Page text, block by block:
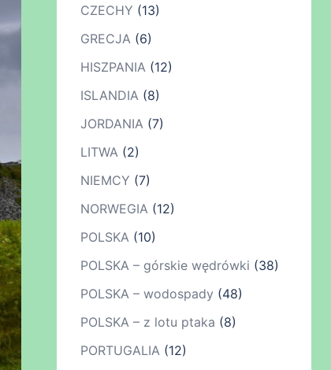
CZECHY (13)
GRECJA(6)
HISZPANIA(12)
ISLANDIA(8)
JORDANIA(7)
LITWA(2)
NIEMCY (7)
NORWEGIA(12)
POLSKA(10)
POLSKA – górskie wędrówki (38)
POLSKA – wodospady (48)
POLSKA – z lotu ptaka (8)
PORTUGALIA(12)